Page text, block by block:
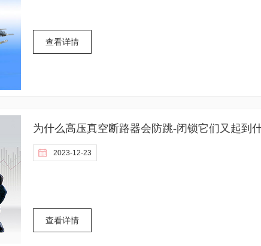
查看详情
为什么高压真空断路器会防跳-闭锁它们又起到
2023-12-23
查看详情